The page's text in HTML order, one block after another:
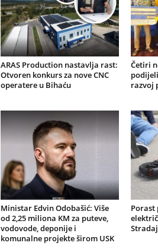
ARAS Production nastavlja rast:
Otvoren konkurs za nove CNC
operatere u Bihaću
Četiri
razvoj
Ministar Edvin Odobašić: Više
od 2,25 miliona KM za puteve,
vodovode, deponije i
komunalne projekte širom USK
Porast